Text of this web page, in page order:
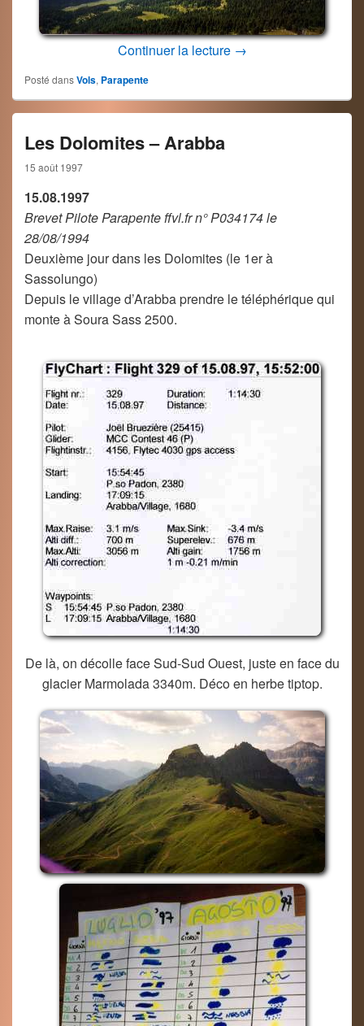
Continuer la lecture Nauders – Autriche
→
Posté dansVols, Parapente
Les Dolomites – Arabba
15 août 1997
15.08.1997
Brevet Pilote Parapente ffvl.fr n° P034174 le
28/08/1994
Deuxième jour dans les Dolomites (le 1er à
Sassolungo)
Depuis le village d’Arabba prendre le téléphérique qui
monte à Soura Sass 2500.
De là, on décolle face Sud-Sud Ouest, juste en face du
glacier Marmolada 3340m. Déco en herbe tiptop.